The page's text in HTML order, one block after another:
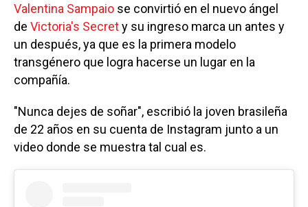
Valentina Sampaio se convirtió en el nuevo ángel
de Victoria's Secrety su ingreso marca un antes y
un después, ya que es la primera modelo
transgénero que logra hacerse un lugar en la
compañía.
"Nunca dejes de soñar", escribió la joven brasileña
de 22 años en su cuenta de Instagram junto a un
video donde se muestra tal cual es.